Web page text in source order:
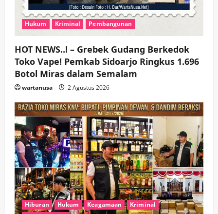
Hukum Kriminal Pembangunan
HOT NEWS..! – Grebek Gudang Berkedok
Toko Vape! Pemkab Sidoarjo Ringkus 1.696
Botol Miras dalam Semalam
wartanusa 2 Agustus 2026
Hiburan Hukum Keagamaan
Kriminal